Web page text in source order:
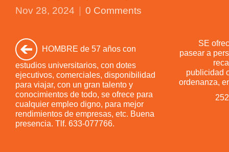
Nov 28, 2024 0 Comments
HOMBRE de 57 años con
estudios universitarios, con dotes
ejecutivos, comerciales, disponibilidad
para viajar, con un gran talento y
conocimientos de todo, se ofrece para
cualquier empleo digno, para mejor
rendimientos de empresas, etc. Buena
presencia. Tlf. 633-077766.
SE
pasear a
publicidad
ordenanza,